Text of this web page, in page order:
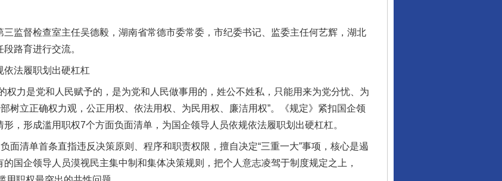
督检查室主任吴德毅，湖南省常德市委常委，市纪委书记、监委主任何艺辉，湖北
路育进行交流。
法履职划出硬杠杠
力是党和人民赋予的，是为党和人民做事用的，姓公不姓私，只能用来为党分忧、为
树立正确权力观，公正用权、依法用权、为民用权、廉洁用权”。《规定》紧扣国企领
，形成滥用职权7个方面负面清单，为国企领导人员依规依法履职划出硬杠杠。
清单首条直指违反决策原则、程序和职责权限，擅自决定“三重一大”事项，核心是遏
国企领导人员漠视民主集中制和集体决策规则，把个人意志凌驾于制度规定之上，